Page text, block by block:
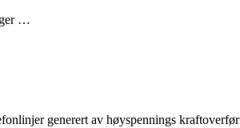
…
generert av høyspennings